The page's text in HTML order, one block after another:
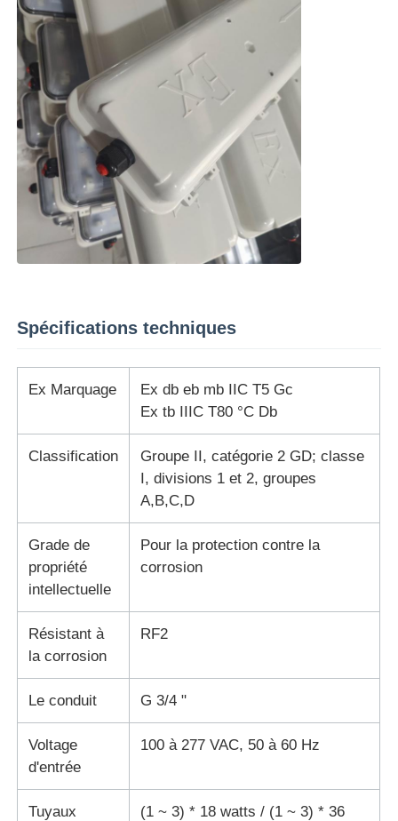
Spécifications techniques
Ex Marquage
Ex db eb mb IIC T5 Gc
Ex tb IIIC T80 °C Db
Classification
Groupe II, catégorie 2 GD; classe
I, divisions 1 et 2, groupes
A,B,C,D
Grade de
propriété
intellectuelle
Pour la protection contre la
corrosion
Résistant à
la corrosion
RF2
Le conduit G 3/4 "
Voltage
d'entrée
100 à 277 VAC, 50 à 60 Hz
Tuyaux
(1 ~ 3) * 18 watts / (1 ~ 3) * 36